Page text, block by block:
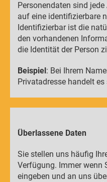
Personendaten sind
auf eine identifizierbare
Identifizierbar ist die
den vorhandenen
die Identität der Person
Beispiel: Bei Ihrem
Privatadresse handelt
Überlassene Daten
Sie stellen uns häufig
Verfügung. Immer wenn
eingeben und an uns